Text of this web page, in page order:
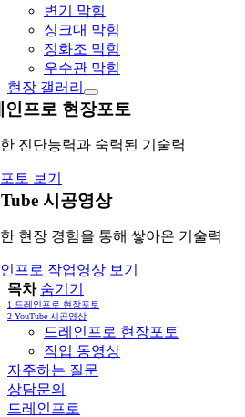
변기 막힘
싱크대 막힘
정화조 막힘
우수관 막힘
현장 갤러리
인프로 현장포토
진단능력과 숙력된 기술력
토 보기
시공영상
현장 경험을 통해 쌓아온 기술력
프로 작업영상 보기
목차 숨기기
1 드레인프로 현장포토
2 YouTube 시공영상
드레인프로 현장포토
작업 동영상
자주하는 질문
상담문의
드레인프로